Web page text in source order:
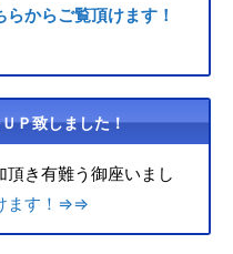
らからご覧頂けます！
Ｐ致しました！
き有難う御座いまし
ます！⇒⇒